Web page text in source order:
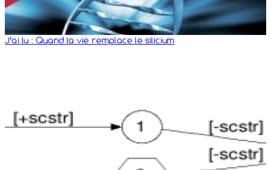
J’ai lu : Quand la vie remplace le silicium